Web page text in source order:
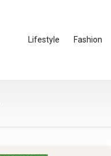
Lifestyle Fashion